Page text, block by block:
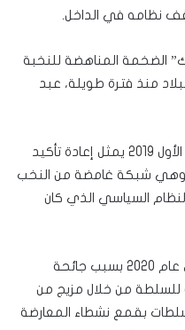
نظامه في الداخل.
الضخمة المناهضة للنخبة
البلاد منذ فترة طويلة، عبد
لكن انتخاب تبون في ديسمبر/كانون الأول 2019 يمثل إعادة تأكيد
وهي شبكة غامضة من النخب
السياسي الذي كان
ومع ذلك، تم تعليق الاحتجاجات في عام 2020 بسبب جائحة
للسلطة من خلال مزيج من
بقمع نشطاء المعارضة